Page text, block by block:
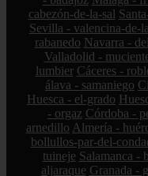
cabezón-de-la-sal
Sevilla - valencina-de-
rabanedo Navarra -
Valladolid -
lumbier Cáceres -
álava - samaniego
Huesca - el-grado
- orgaz Córdoba -
arnedillo Almería -
bollullos-par-del-
tuineje Salamanca -
aljaraque Granada -